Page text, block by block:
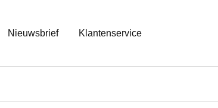
Nieuwsbrief Klantenservice